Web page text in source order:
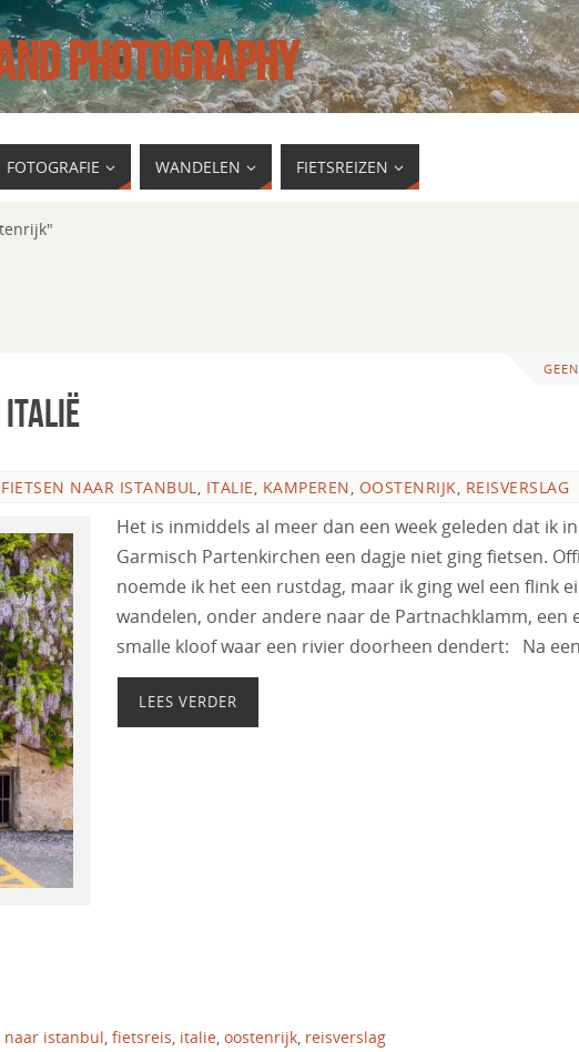
PHOTOGRAPHY
FOTOGRAFIE WANDELEN FIETSREIZEN
Italië
FIETSEN NAAR ISTANBUL, ITALIE, KAMPEREN, OOSTENRIJK, REISVERSLAG
Het is inmiddels al meer dan een week geleden dat ik in
Garmisch Partenkirchen een dagje niet ging fietsen.
noemde ik het een rustdag, maar ik ging wel een flink
wandelen, onder andere naar de Partnachklamm, een
smalle kloof waar een rivier doorheen dendert: Na
LEES VERDER
naar istanbul, fietsreis, italie, oostenrijk, reisverslag